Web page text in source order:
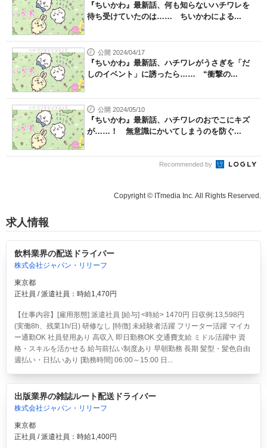
『ちいかわ』最新話、何も知らないハチワレを
待ち受けていたのは…… ちいかわによる...
公開 2024/04/17
『ちいかわ』最新話、ハチワレがうさぎを「だ
しのイベント」に誘ったら…… “衝撃の...
公開 2024/05/10
『ちいかわ』最新話、ハチワレのおでこにキズ
が……！ 無意識にかいてしまうのを防ぐ...
Recommended by
Copyright © ITmedia Inc. All Rights Reserved.
求人情報
飲料業界の配送ドライバー
株式会社ジャパン・リリーフ
東京都
正社員 / 派遣社員：時給1,470円
【仕事内容】[雇用形態] 派遣社員 [給与] <時給> 1470円 日収例:13,598円
(実働8h、残業1h/日) 研修なし [特徴] 未経験者活躍 フリーター活躍 マイカ
ー通勤OK 社員登用あり 高収入 即日勤務OK 交通費支給 ミドル活躍中 資
格・スキルを活かせる 給与前払い制度あり 早朝勤務 長期 髪型・髪色自由
週払い・日払いあり [勤務時間] 06:00～15:00 日...
出版業界の雑誌ルート配送ドライバー
株式会社ジャパン・リリーフ
東京都
正社員 / 派遣社員：時給1,400円